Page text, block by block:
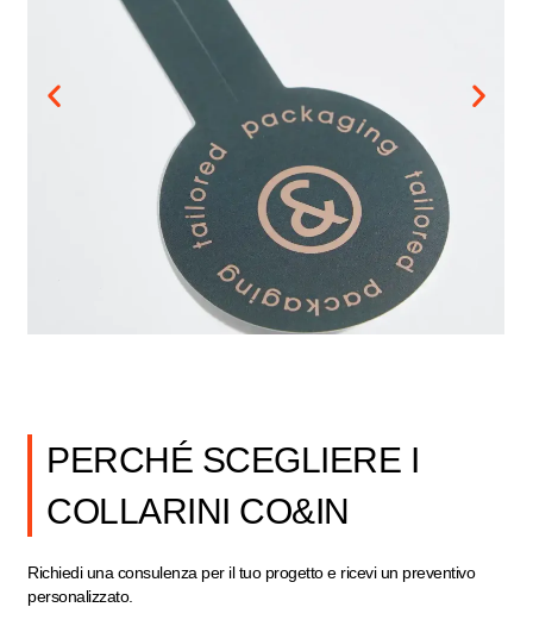
PERCHÉ SCEGLIERE I
COLLARINI CO&IN
Richiedi una consulenza per il tuo progetto e ricevi un preventivo
personalizzato.